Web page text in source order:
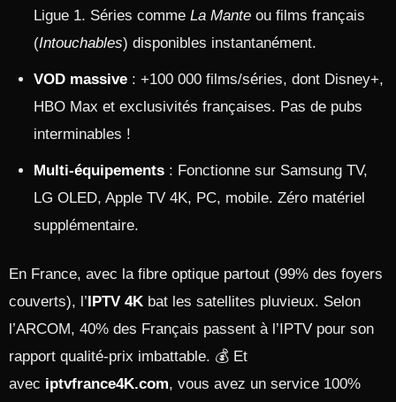
Ligue 1. Séries comme La Mante ou films français
(Intouchables) disponibles instantanément.
VOD massive : +100 000 films/séries, dont Disney+,
HBO Max et exclusivités françaises. Pas de pubs
interminables !
Multi-équipements : Fonctionne sur Samsung TV,
LG OLED, Apple TV 4K, PC, mobile. Zéro matériel
supplémentaire.
En France, avec la fibre optique partout (99% des foyers
couverts), l’IPTV 4K bat les satellites pluvieux. Selon
l’ARCOM, 40% des Français passent à l’IPTV pour son
rapport qualité-prix imbattable. 💰 Et
avec iptvfrance4K.com, vous avez un service 100%